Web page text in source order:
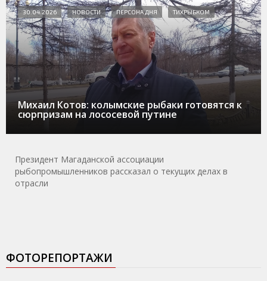
Михаил Котов: колымские рыбаки готовятся к
сюрпризам на лососевой путине
30.04.2026 НОВОСТИ ПЕРСОНА ДНЯ ТИХРЫБКОМ
Президент Магаданской ассоциации
рыбопромышленников рассказал о текущих делах в
отрасли
ФОТОРЕПОРТАЖИ